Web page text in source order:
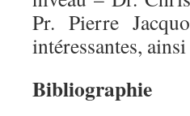
Pr. Pierre
intéressantes,
Bibliographie